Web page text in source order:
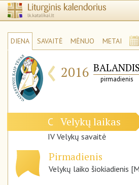
DIENA SAVAITĖ MĖNUO METAI
‹ 2016 BALANDIS
pirmadienis
C Velykų laikas
IV Velykų savaitė
Pirmadienis
Velykų laiko šiokiadienis